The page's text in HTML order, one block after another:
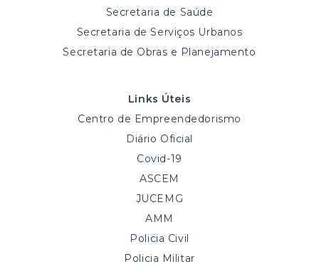
Secretaria de Saúde
Secretaria de Serviços Urbanos
Secretaria de Obras e Planejamento
Links Úteis
Centro de Empreendedorismo
Diário Oficial
Covid-19
ASCEM
JUCEMG
AMM
Policia Civil
Policia Militar